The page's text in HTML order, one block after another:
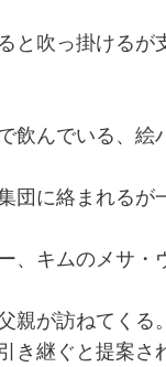
と吹っ掛けるが
飲んでいる、絵
団に絡まれるが
、キムのメサ・
親が訪ねてくる
き継ぐと提案さ